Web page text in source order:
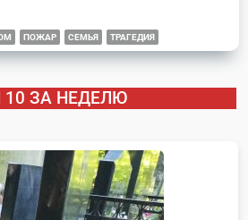
ПОЖАР СЕМЬЯ ТРАГЕДИЯ
10 ЗА НЕДЕЛЮ